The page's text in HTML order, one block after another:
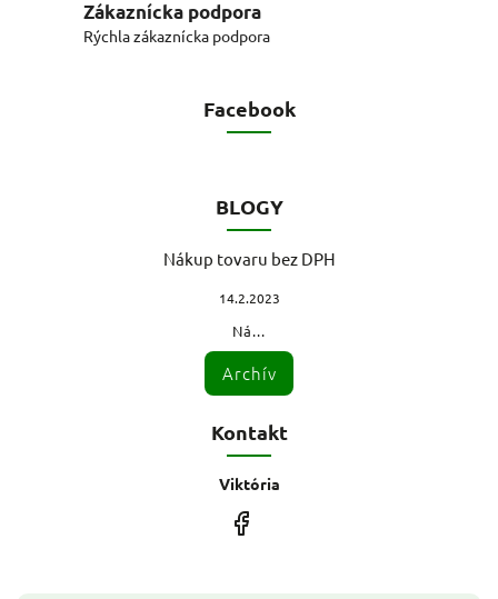
Zákaznícka podpora
Rýchla zákaznícka podpora
Facebook
BLOGY
Nákup tovaru bez DPH
14.2.2023
Ná...
Archív
Kontakt
Viktória